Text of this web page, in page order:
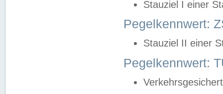
Stauziel I einer
Pegelkennwert:
Stauziel II einer
Pegelkennwert: